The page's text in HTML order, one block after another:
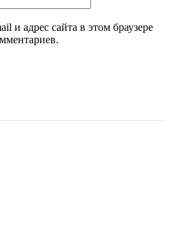
и адрес сайта в этом браузере